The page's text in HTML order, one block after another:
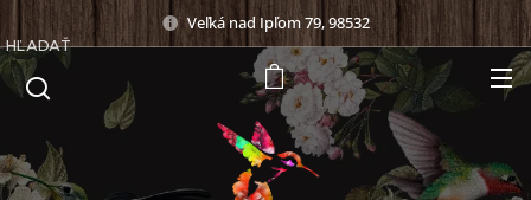
Veľká nad Ipľom 79, 98532
HĽADAŤ